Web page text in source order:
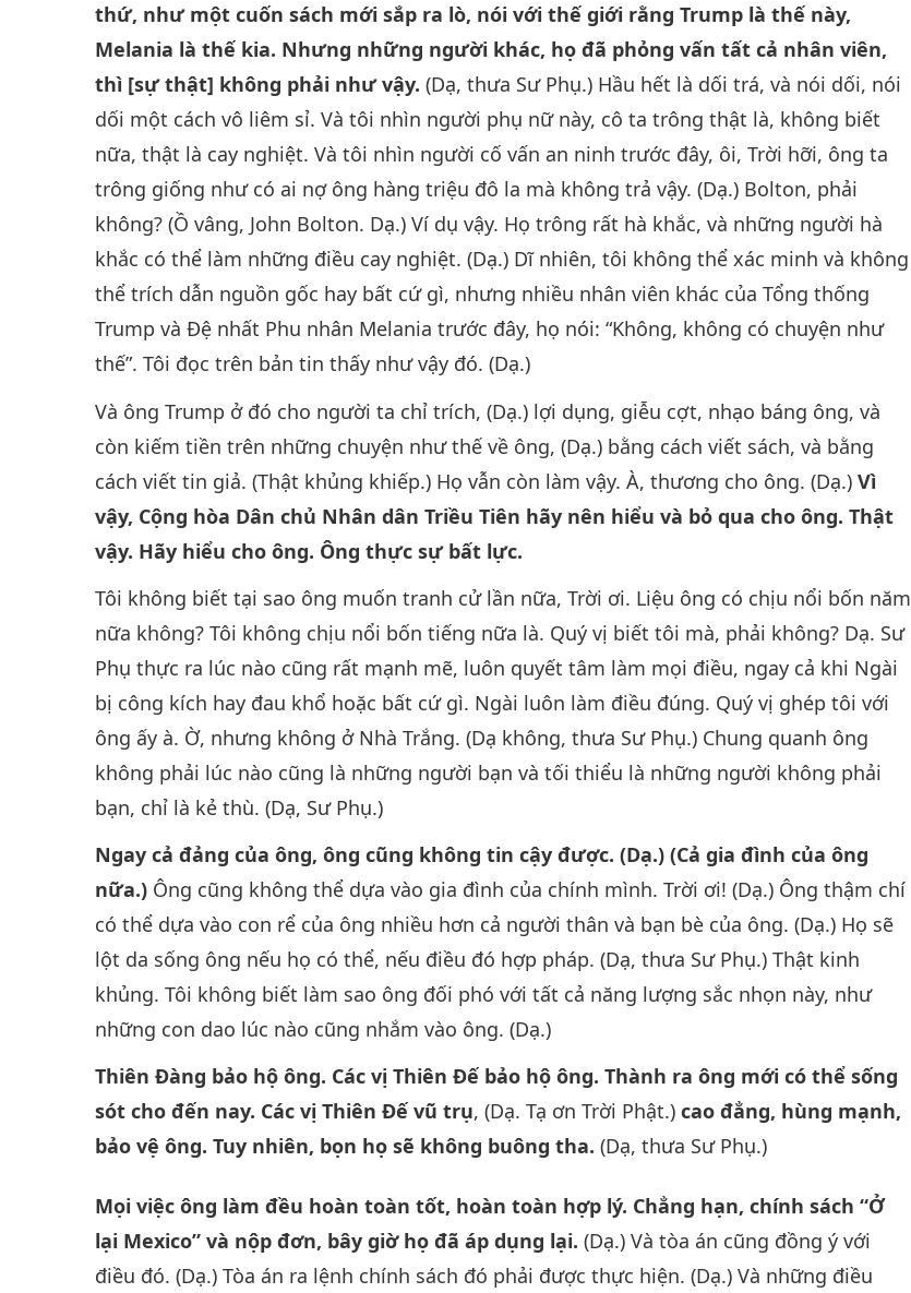
thứ, như một cuốn sách mới sắp ra lò, nói với thế giới rằng Trump là thế này,
Melania là thế kia. Nhưng những người khác, họ đã phỏng vấn tất cả nhân viên,
thì [sự thật] không phải như vậy. (Dạ, thưa Sư Phụ.) Hầu hết là dối trá, và nói dối, nói
dối một cách vô liêm sỉ. Và tôi nhìn người phụ nữ này, cô ta trông thật là, không biết
nữa, thật là cay nghiệt. Và tôi nhìn người cố vấn an ninh trước đây, ôi, Trời hỡi, ông ta
trông giống như có ai nợ ông hàng triệu đô la mà không trả vậy. (Dạ.) Bolton, phải
không? (Ồ vâng, John Bolton. Dạ.) Ví dụ vậy. Họ trông rất hà khắc, và những người hà
khắc có thể làm những điều cay nghiệt. (Dạ.) Dĩ nhiên, tôi không thể xác minh và không
thể trích dẫn nguồn gốc hay bất cứ gì, nhưng nhiều nhân viên khác của Tổng thống
Trump và Đệ nhất Phu nhân Melania trước đây, họ nói: “Không, không có chuyện như
thế”. Tôi đọc trên bản tin thấy như vậy đó. (Dạ.)
Và ông Trump ở đó cho người ta chỉ trích, (Dạ.) lợi dụng, giễu cợt, nhạo báng ông, và
còn kiếm tiền trên những chuyện như thế về ông, (Dạ.) bằng cách viết sách, và bằng
cách viết tin giả. (Thật khủng khiếp.) Họ vẫn còn làm vậy. À, thương cho ông. (Dạ.)Vì
vậy, Cộng hòa Dân chủ Nhân dân Triều Tiên hãy nên hiểu và bỏ qua cho ông. Thật
vậy. Hãy hiểu cho ông. Ông thực sự bất lực.
Tôi không biết tại sao ông muốn tranh cử lần nữa, Trời ơi. Liệu ông có chịu nổi bốn năm
nữa không? Tôi không chịu nổi bốn tiếng nữa là. Quý vị biết tôi mà, phải không? Dạ. Sư
Phụ thực ra lúc nào cũng rất mạnh mẽ, luôn quyết tâm làm mọi điều, ngay cả khi Ngài
bị công kích hay đau khổ hoặc bất cứ gì. Ngài luôn làm điều đúng. Quý vị ghép tôi với
ông ấy à. Ờ, nhưng không ở Nhà Trắng. (Dạ không, thưa Sư Phụ.) Chung quanh ông
không phải lúc nào cũng là những người bạn và tối thiểu là những người không phải
bạn, chỉ là kẻ thù. (Dạ, Sư Phụ.)
Ngay cả đảng của ông, ông cũng không tin cậy được. (Dạ.) (Cả gia đình của ông
nữa.) Ông cũng không thể dựa vào gia đình của chính mình. Trời ơi! (Dạ.) Ông thậm chí
có thể dựa vào con rể của ông nhiều hơn cả người thân và bạn bè của ông. (Dạ.) Họ sẽ
lột da sống ông nếu họ có thể, nếu điều đó hợp pháp. (Dạ, thưa Sư Phụ.) Thật kinh
khủng. Tôi không biết làm sao ông đối phó với tất cả năng lượng sắc nhọn này, như
những con dao lúc nào cũng nhắm vào ông. (Dạ.)
Thiên Đàng bảo hộ ông. Các vị Thiên Đế bảo hộ ông. Thành ra ông mới có thể sống
sót cho đến nay. Các vị Thiên Đế vũ trụ, (Dạ. Tạ ơn Trời Phật.)cao đẳng, hùng mạnh,
bảo vệ ông. Tuy nhiên, bọn họ sẽ không buông tha. (Dạ, thưa Sư Phụ.)
Mọi việc ông làm đều hoàn toàn tốt, hoàn toàn hợp lý. Chẳng hạn, chính sách “Ở
lại Mexico” và nộp đơn, bây giờ họ đã áp dụng lại. (Dạ.) Và tòa án cũng đồng ý với
điều đó. (Dạ.) Tòa án ra lệnh chính sách đó phải được thực hiện. (Dạ.) Và những điều